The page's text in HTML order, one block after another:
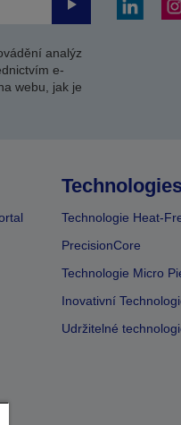
Odeslat
analýz
e-
webu, jak je
Technologie Heat-
PrecisionCore
Technologie Micro
Inovativní
Udržitelné